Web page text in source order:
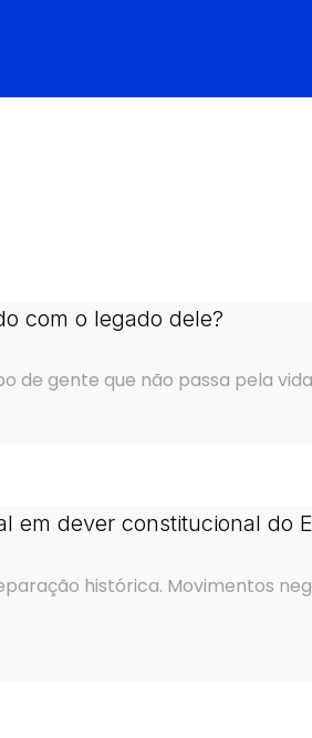
com o legado dele?
de gente que não passa pela
em dever constitucional do
histórica. Movimentos